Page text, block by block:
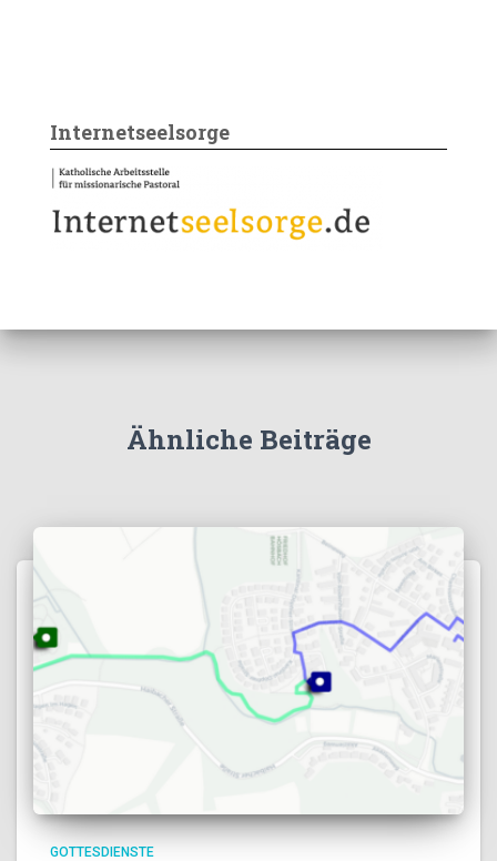
Internetseelsorge
Ähnliche Beiträge
GOTTESDIENSTE